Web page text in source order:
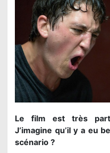
Le film est très
J’imagine qu’il y a eu
scénario ?